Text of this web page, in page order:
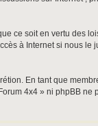
ce soit en vertu des
à Internet si nous le
En tant que
4x4 » ni phpBB ne